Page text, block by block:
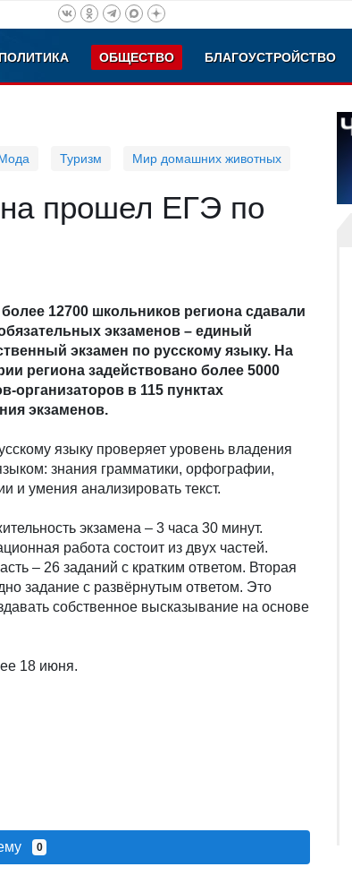
ПОЛИТИКА ОБЩЕСТВО БЛАГОУСТРОЙСТВО
Туризм Мир домашних животных
прошел ЕГЭ по
12700 школьников региона сдавали
экзаменов – единый
экзамен по русскому языку. На
региона задействовано более 5000
организаторов в 115 пунктах
экзаменов.
языку проверяет уровень владения
знания грамматики, орфографии,
и умения анализировать текст.
экзамена – 3 часа 30 минут.
работа состоит из двух частей.
– 26 заданий с кратким ответом. Вторая
задание с развёрнутым ответом. Это
собственное высказывание на основе
18 июня.
0